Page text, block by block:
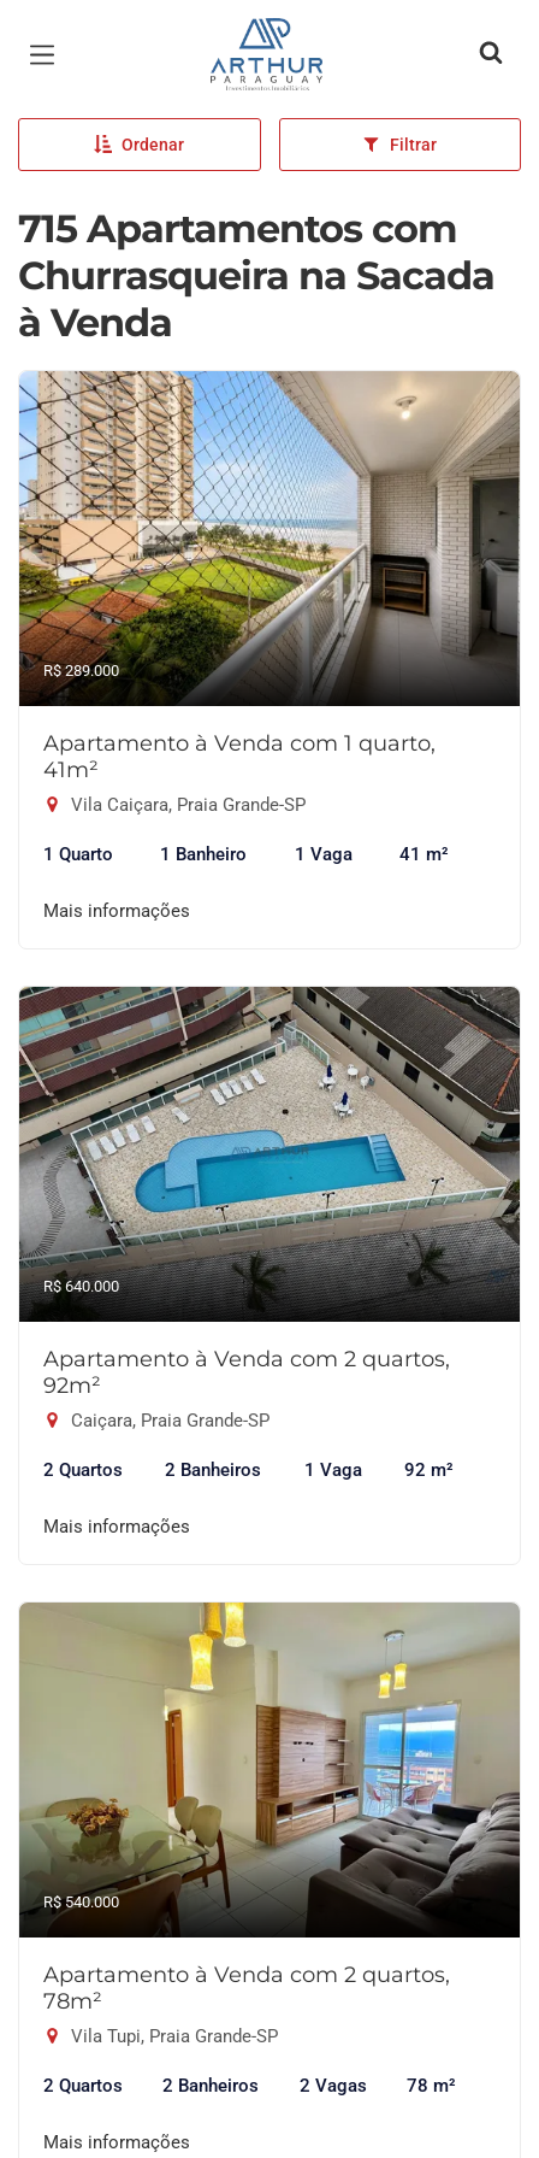
Página inicial
Ordenar Filtrar
715 Apartamentos com
Churrasqueira na Sacada
à Venda
R$ 289.000
Apartamento à Venda com 1 quarto,
41m²
Vila Caiçara, Praia Grande-SP
1 Quarto 1 Banheiro 1 Vaga 41 m²
Mais informações
R$ 640.000
Apartamento à Venda com 2 quartos,
92m²
Caiçara, Praia Grande-SP
2 Quartos 2 Banheiros 1 Vaga 92 m²
Mais informações
R$ 540.000
Apartamento à Venda com 2 quartos,
78m²
Vila Tupi, Praia Grande-SP
2 Quartos 2 Banheiros 2 Vagas 78 m²
Mais informações